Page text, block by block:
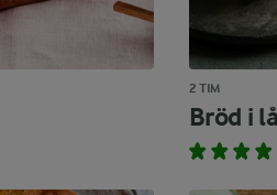
2 TIM
Bröd i